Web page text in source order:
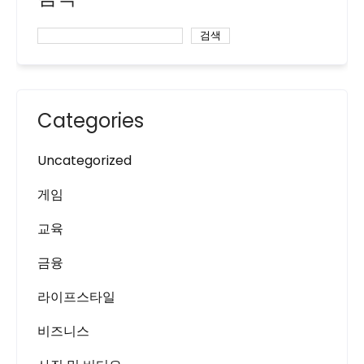
검색
Categories
Uncategorized
게임
교육
금융
라이프스타일
비즈니스